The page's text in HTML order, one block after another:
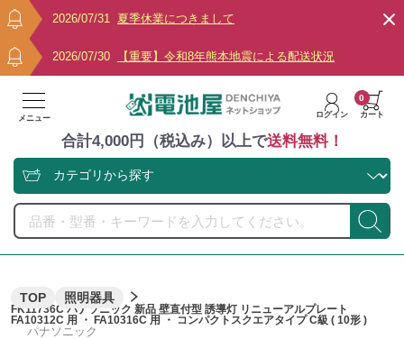
2026/07/31 夏季休業につきまして
2026/07/30 【重要】令和8年熊本地震による配送状況
メニュー ログイン カート
0
合計4,000円（税込み）以上で送料無料！
TOP 照明器具
FK11736C パナソニック 新品 壁直付型 誘導灯 リニューアルプレート
FA10312C 用 ・ FA10316C 用 ・ コンパクトスクエアタイプ C級 ( 10形 )
パナソニック